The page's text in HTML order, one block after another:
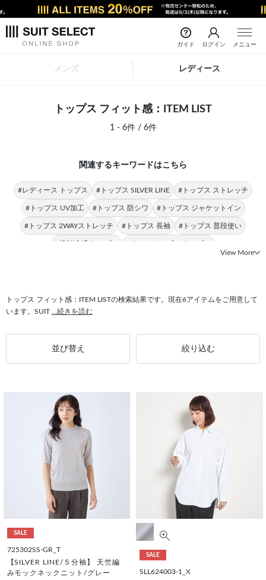
ガイド ログイン メニュー
メンズ レディース
トップス フィット感：ITEM LIST
1 - 6件 / 6件
関連するキーワードはこちら
#レディース トップス #トップス SILVER LINE #トップス ストレッチ
#トップス UV加工 #トップス 防シワ #トップス ジャケットイン
#トップス 2WAYストレッチ #トップス 長袖 #トップス 普段使い
#接触冷感 トップス #ウォッシャブル トップス
#セットアップ対応 フィット感 #フィット感 ウォッシャブル
#フィット感 SUIT SELECT
View More
トップス フィット感：ITEM LISTの検索結果です。現在6アイテムをご用意して
います。SUIT
...続きを読む
並び替え 絞り込む
SALE
725302SS-GR_T
【SILVER LINE/５分袖】 天竺編
みモックネックニット/グレー
SALE
SLL624003-1_X